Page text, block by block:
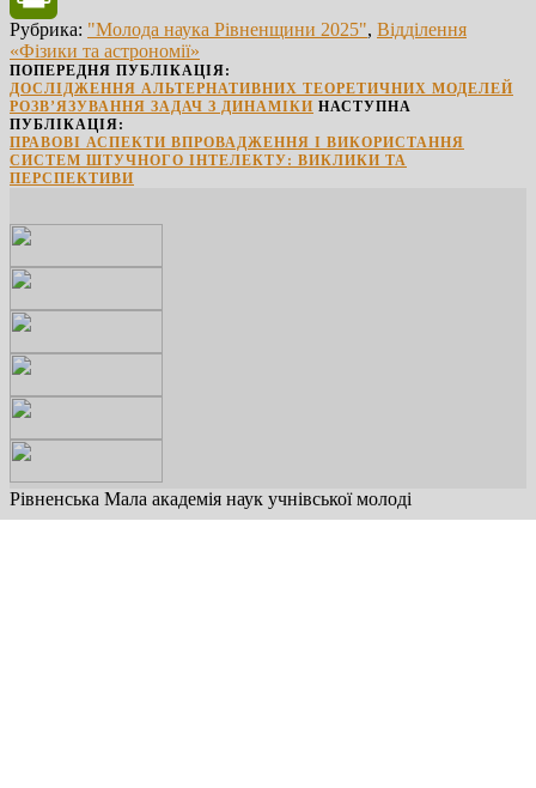
PrintFriendly
Рубрика: "Молода наука Рівненщини 2025", Відділення
«Фізики та астрономії»
ПОПЕРЕДНЯ ПУБЛІКАЦІЯ:
ДОСЛІДЖЕННЯ АЛЬТЕРНАТИВНИХ ТЕОРЕТИЧНИХ МОДЕЛЕЙ
РОЗВ’ЯЗУВАННЯ ЗАДАЧ З ДИНАМІКИ НАСТУПНА
ПУБЛІКАЦІЯ:
ПРАВОВІ АСПЕКТИ ВПРОВАДЖЕННЯ І ВИКОРИСТАННЯ
СИСТЕМ ШТУЧНОГО ІНТЕЛЕКТУ: ВИКЛИКИ ТА
ПЕРСПЕКТИВИ
Рівненська Мала академія наук учнівської молоді